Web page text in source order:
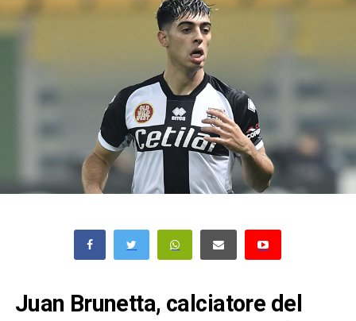
Juan Brunetta, calciatore del